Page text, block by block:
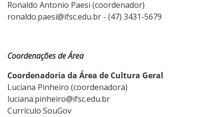
Ronaldo Antonio Paesi (coordenador)
ronaldo.paesi@ifsc.edu.br - (47) 3431-5679
Coordenações de Área
Coordenadoria da Área de Cultura Geral
Luciana Pinheiro (coordenadora)
luciana.pinheiro@ifsc.edu.br
Currículo SouGov